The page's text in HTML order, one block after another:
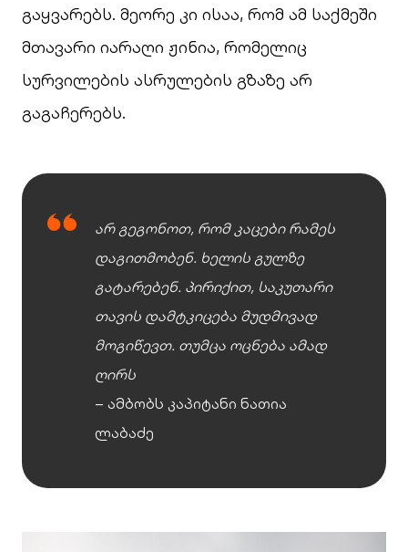
გაყვარებს. მეორე კი ისაა, რომ ამ საქმეში
მთავარი იარაღი ჟინია, რომელიც
სურვილების ასრულების გზაზე არ
გაგაჩერებს.
არ გეგონოთ, რომ კაცები რამეს
დაგითმობენ. ხელის გულზე
გატარებენ. პირიქით, საკუთარი
თავის დამტკიცება მუდმივად
მოგიწევთ. თუმცა ოცნება ამად
ღირს
– ამბობს კაპიტანი ნათია
ლაბაძე